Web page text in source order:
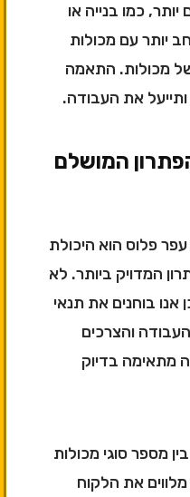
כמו בנייה או
יותר עם מכולות
מכולות. התאמה
את העבודה.
המושלם
פלוס הוא היכולת
המדויק ביותר. לא
אנו בוחנים את תנאי
והצרכים
מתאימה בדיוק
מספר סוגי מכולות
את הלקוח